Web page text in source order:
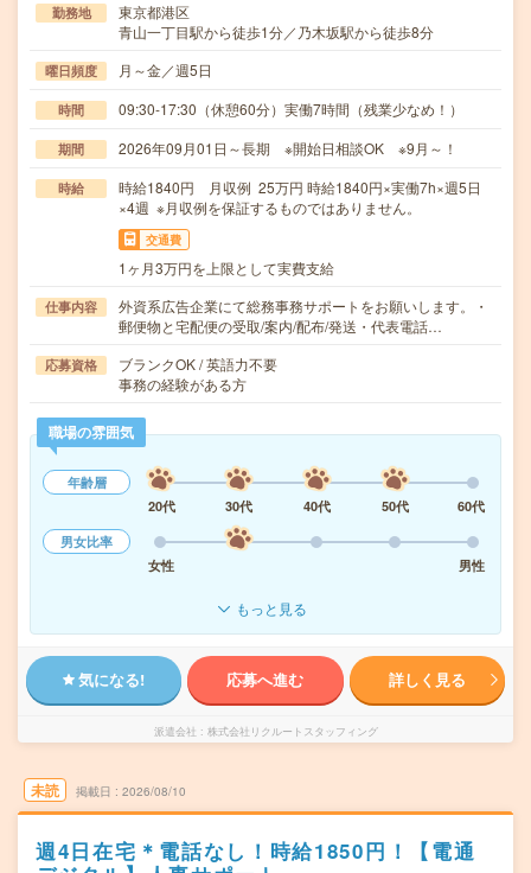
勤務地
東京都港区
青山一丁目駅から徒歩1分／乃木坂駅から徒歩8分
曜日頻度 月～金／週5日
時間 09:30-17:30（休憩60分）実働7時間（残業少なめ！）
期間 2026年09月01日～長期 ※開始日相談OK ※9月～！
時給
時給1840円 月収例 25万円 時給1840円×実働7h×週5日
×4週 ※月収例を保証するものではありません。
交通費
1ヶ月3万円を上限として実費支給
仕事内容
外資系広告企業にて総務事務サポートをお願いします。・
郵便物と宅配便の受取/案内/配布/発送・代表電話…
応募資格
ブランクOK / 英語力不要
事務の経験がある方
職場の雰囲気
年齢層
20代
30代 40代 50代
60代
男女比率
女性
男性
もっと見る
気になる! 応募へ進む 詳しく見る
派遣会社 株式会社リクルートスタッフィング
未読 掲載日 2026/08/10
週4日在宅＊電話なし！時給1850円！【電通